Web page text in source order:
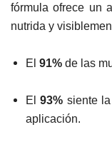
fórmula ofrece un
nutrida y
El 91% de las
El93% siente
aplicación.